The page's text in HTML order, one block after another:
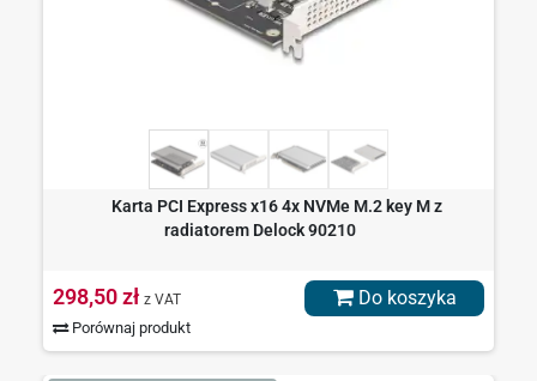
Karta PCI Express x16 4x NVMe M.2 key M z
radiatorem Delock 90210
298,50 zł z VAT
Porównaj produkt
Do koszyka